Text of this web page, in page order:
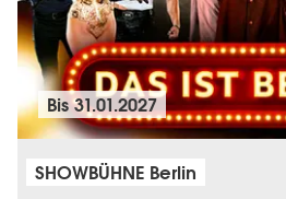
Bis31.01.2027
SHOWBÜHNE Berlin